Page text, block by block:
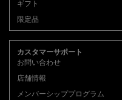
ギフト
限定品
カスタマーサポート
お問い合わせ
店舗情報
メンバーシッププログラム